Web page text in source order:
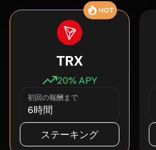
HOT
TRX
20% APY
初回の報酬まで
6時間
ステーキング